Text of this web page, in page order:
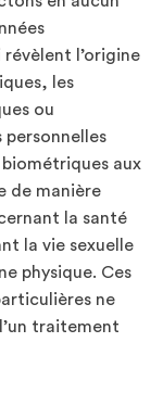
l’origine
les
ou
personnelles
aux
de manière
la santé
la vie sexuelle
physique. Ces
ne
traitement